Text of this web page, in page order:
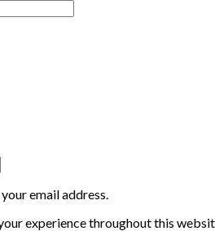
email address.
experience throughout this